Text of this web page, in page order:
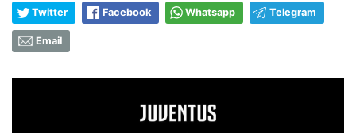
Twitter Facebook Whatsapp Telegram
Email